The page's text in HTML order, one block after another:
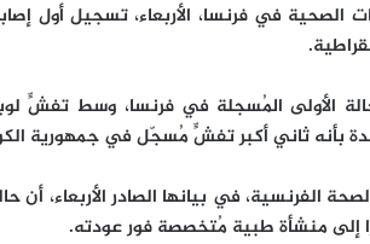
الصحية في فرنسا، الأربعاء، تسجيل أول
الأولى المُسجلة في فرنسا، وسط تفشٍّ
بأنه ثاني أكبر تفشٍّ مُسجّل في جمهورية
الفرنسية، في بيانها الصادر
إلى منشأة طبية مُتخصصة فور عودته.